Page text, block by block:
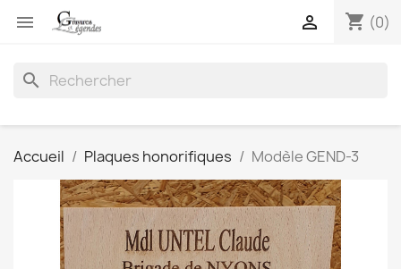
 shopping_cart (0)

search
Accueil Plaques honorifiques Modèle GEND-3